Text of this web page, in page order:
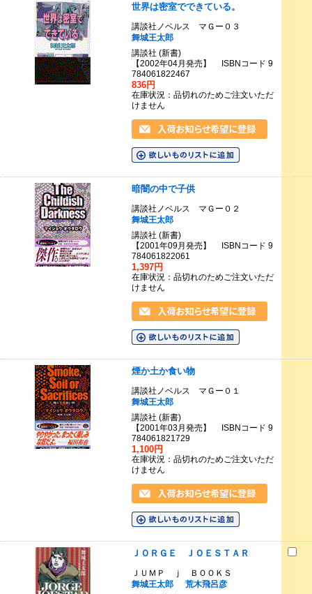
世界は密室でできている。
講談社ノベルス マＧー０３
舞城王太郎
講談社 (新書)
【2002年04月発売】 ISBNコード 9
784061822467
836円
在庫状況：品切れのためご注文いただ
けません
暗闇の中で子供
講談社ノベルス マＧー０２
舞城王太郎
講談社 (新書)
【2001年09月発売】 ISBNコード 9
784061822061
1,397円
在庫状況：品切れのためご注文いただ
けません
煙か土か食い物
講談社ノベルス マＧー０１
舞城王太郎
講談社 (新書)
【2001年03月発売】 ISBNコード 9
784061821729
1,100円
在庫状況：品切れのためご注文いただ
けません
ＪＯＲＧＥ ＪＯＥＳＴＡＲ
ＪＵＭＰ ｊ ＢＯＯＫＳ
舞城王太郎
荒木飛呂彦